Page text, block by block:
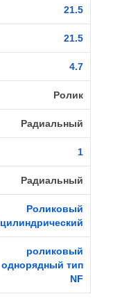
21.5
21.5
4.7
Ролик
Радиальный
1
Радиальный
Роликовый
цилиндрический
роликовый
однорядный тип
NF